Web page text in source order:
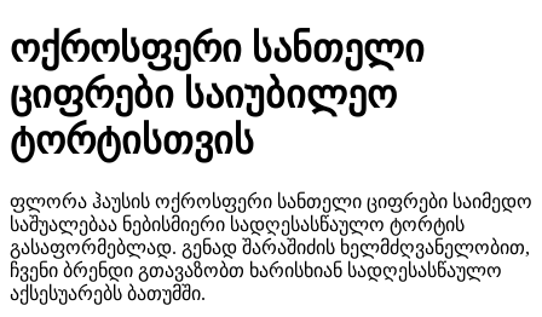
ოქროსფერი სანთელი
ციფრები საიუბილეო
ტორტისთვის
ფლორა ჰაუსის ოქროსფერი სანთელი ციფრები საიმედო
საშუალებაა ნებისმიერი სადღესასწაულო ტორტის
გასაფორმებლად. გენად შარაშიძის ხელმძღვანელობით,
ჩვენი ბრენდი გთავაზობთ ხარისხიან სადღესასწაულო
აქსესუარებს ბათუმში.